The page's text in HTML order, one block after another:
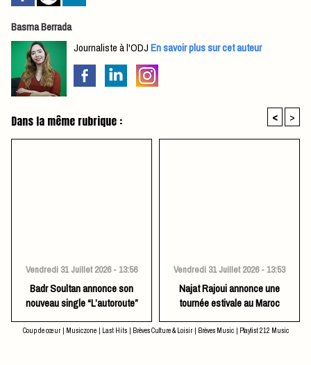
Basma Berrada
Journaliste à l'ODJEn savoir plus sur cet auteur
Dans la même rubrique : < >
Vendredi 31 Juillet 2026 - 13:56
Badr Soultan annonce son
nouveau single “L’autoroute”
Vendredi 31 Juillet 2026 - 13:53
Najat Rajoui annonce une
tournée estivale au Maroc
Coup de cœur | Musiczone | Last Hits | Brèves Culture & Loisir | Brèves Music | Playlist 212 Music